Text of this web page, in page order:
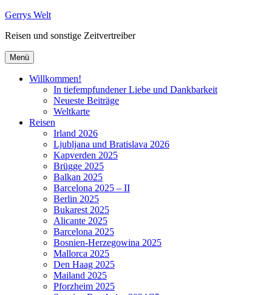
Zum
springen
Gerrys Welt
Reisen und sonstige Zeitvertreiber
Menü
Willkommen!
In tiefempfundener Liebe und Dankbarkeit
Neueste Beiträge
Weltkarte
Reisen
Irland 2026
Ljubljana und Bratislava 2026
Kapverden 2025
Brügge 2025
Balkan 2025
Barcelona 2025 – II
Berlin 2025
Bukarest 2025
Alicante 2025
Barcelona 2025
Bosnien-Herzegowina 2025
Mallorca 2025
Den Haag 2025
Mailand 2025
Pforzheim 2025